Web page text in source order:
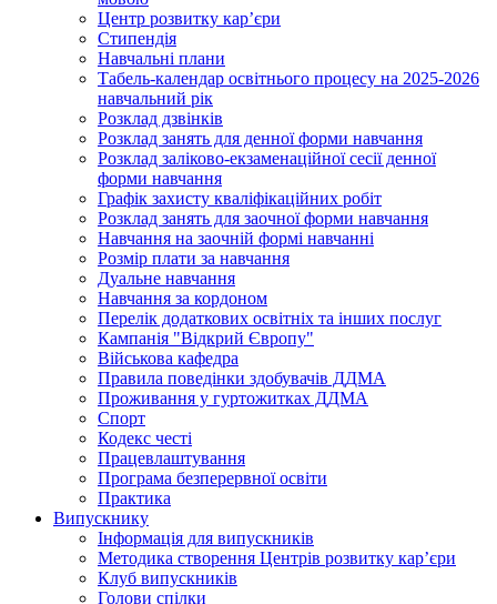
Центр розвитку кар’єри
Стипендія
Навчальні плани
Табель-календар освітнього процесу на 2025-2026
навчальний рік
Розклад дзвінків
Розклад занять для денної форми навчання
Розклад заліково-екзаменаційної сесії денної
форми навчання
Графік захисту кваліфікаційних робіт
Розклад занять для заочної форми навчання
Навчання на заочній формі навчанні
Розмір плати за навчання
Дуальне навчання
Навчання за кордоном
Перелік додаткових освітніх та інших послуг
Кампанія "Відкрий Європу"
Військова кафедра
Правила поведінки здобувачів ДДМА
Проживання у гуртожитках ДДМА
Спорт
Кодекс честі
Працевлаштування
Програма безперервної освіти
Практика
Випускнику
Інформація для випускників
Методика створення Центрів розвитку кар’єри
Клуб випускників
Голови спілки